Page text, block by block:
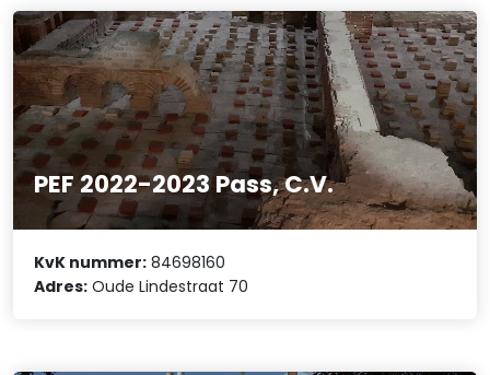
PEF 2022-2023 Pass, C.V.
KvK nummer: 84698160
Adres: Oude Lindestraat 70